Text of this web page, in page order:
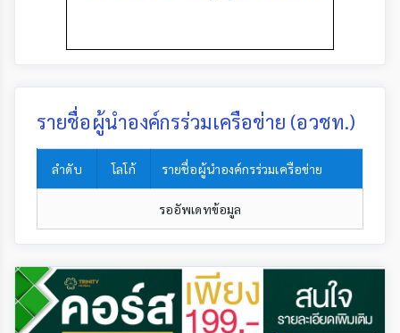
รายชื่อผู้นำองค์กรร่วมเครือข่าย (อวชท.)
ลำดับ โลโก้ รายชื่อผู้นำองค์กรร่วมเครือข่าย
รออัพเดทข้อมูล